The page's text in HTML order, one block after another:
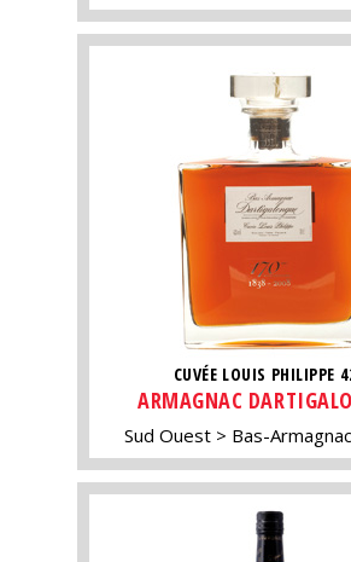
CUVÉE LOUIS PHILIPPE
ARMAGNAC
Sud Ouest Bas-Armagnac